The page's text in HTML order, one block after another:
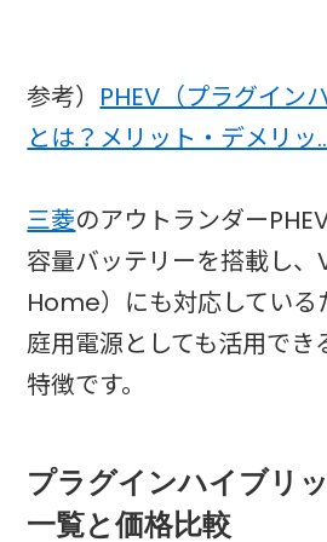
参考） PHEV（プラグイン
とは？メリット・デメリッ
三菱のアウトランダー
容量バッテリーを搭載し
Home）にも対応している
庭用電源としても活用でき
特徴です。​
プラグインハイブリ
一覧と価格比較